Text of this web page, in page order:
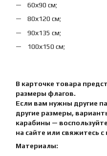
60х90 см;
80х120 см;
90х135 см;
100х150 см;
В карточке товара
размеры флагов.
Если вам нужны другие
другие размеры,
карабины —
на сайте или свяжитесь с
Материалы: